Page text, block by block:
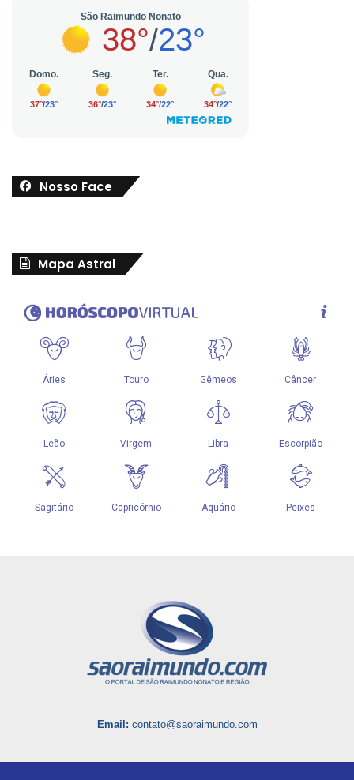
Nosso Face
Mapa Astral
Email: contato@saoraimundo.com